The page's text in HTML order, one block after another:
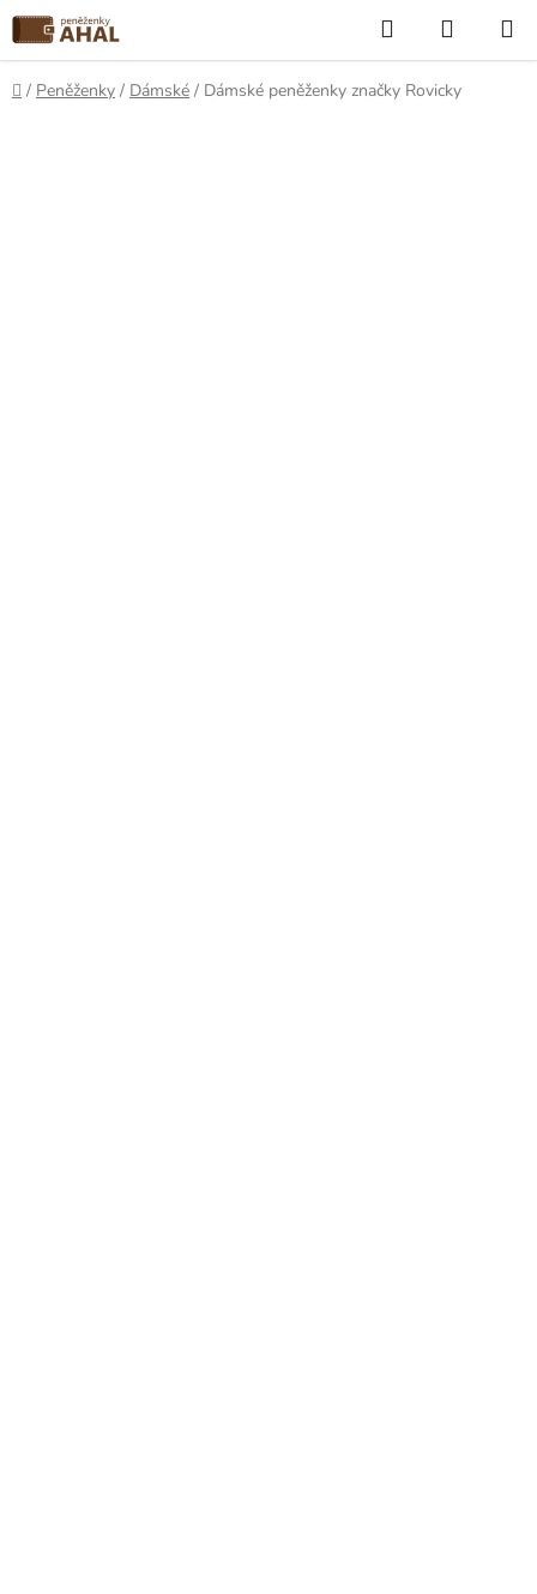
Přejít
na
obsah
Hledat
KOŠÍK
Domů
/ Peněženky / Dámské / Dámské peněženky značky Rovicky